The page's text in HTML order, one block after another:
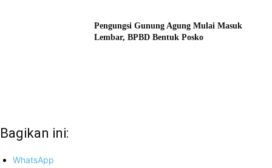
Pengungsi Gunung Agung Mulai Masuk
Lembar, BPBD Bentuk Posko
Bagikan ini:
WhatsApp